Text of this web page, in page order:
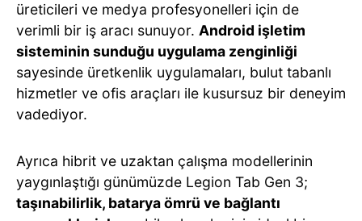
üreticileri ve medya profesyonelleri için de
verimli bir iş aracı sunuyor. Android işletim
sisteminin sunduğu uygulama zenginliği
sayesinde üretkenlik uygulamaları, bulut tabanlı
hizmetler ve ofis araçları ile kusursuz bir deneyim
vadediyor.
Ayrıca hibrit ve uzaktan çalışma modellerinin
yaygınlaştığı günümüzde Legion Tab Gen 3;
taşınabilirlik, batarya ömrü ve bağlantı